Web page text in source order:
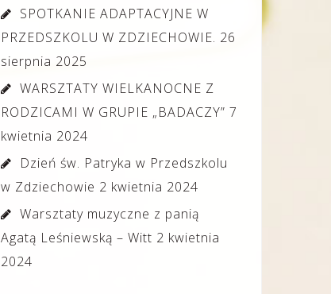
SPOTKANIE ADAPTACYJNE W
PRZEDSZKOLU W ZDZIECHOWIE. 26
sierpnia 2025
WARSZTATY WIELKANOCNE Z
RODZICAMI W GRUPIE „BADACZY” 7
kwietnia 2024
Dzień św. Patryka w Przedszkolu
w Zdziechowie 2 kwietnia 2024
Warsztaty muzyczne z panią
Agatą Leśniewską – Witt 2 kwietnia
2024